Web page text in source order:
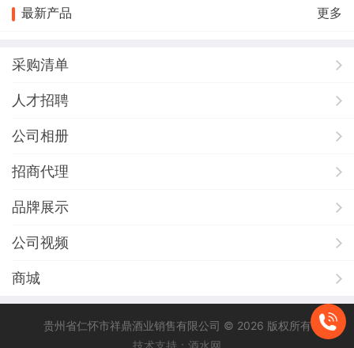
最新产品 更多
采购清单
人才招聘
公司相册
招商代理
品牌展示
公司视频
商城
贵州省仁怀市祥鼎酒业销售有限公司 © 2026 版权所有